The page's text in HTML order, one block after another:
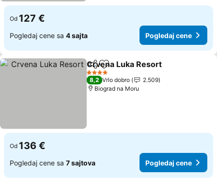
Od 127 €
Pogledaj cene sa 4 sajta Pogledaj cene
Deli Dodati u favorite
Crvena Luka Resort
4 Zvezdice
8,2 Vrlo dobro
2.509
Biograd na Moru
Od 136 €
Pogledaj cene sa 7 sajtova Pogledaj cene